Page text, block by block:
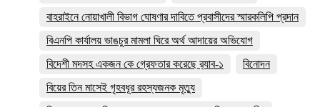
বাহরাইনে নোয়াখালী বিভাগ ঘোষণার দাবিতে প্রবাসীদের স্মারকলিপি প্রদান
বিএনপি কার্যালয় ভাঙচুর মামলা ঘিরে অর্থ আদায়ের অভিযোগ
বিদেশী মদসহ একজন কে গ্রেফতার করেছে র‌্যাব-১
বিনোদন
বিয়ের তিন মাসেই গৃহবধূর রহস্যজনক মৃত্যু